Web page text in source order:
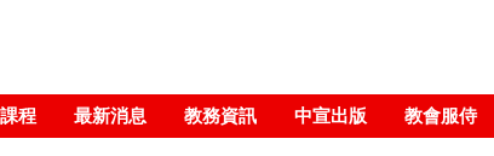
程 最新消息 教務資訊 中宣出版 教會服侍